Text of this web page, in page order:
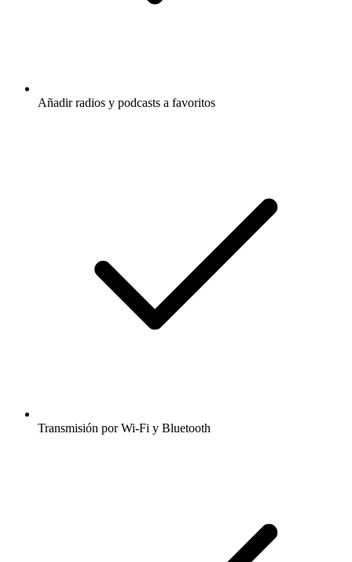
Añadir radios y podcasts a favoritos
Transmisión por Wi-Fi y Bluetooth